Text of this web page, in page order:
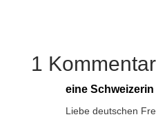
1 Kommentar
eine Schweizerin
Liebe deutschen